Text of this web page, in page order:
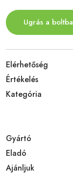
Ugrás a boltba
Elérhetőség
Értékelés
Kategória
Gyártó
Eladó
Ajánljuk